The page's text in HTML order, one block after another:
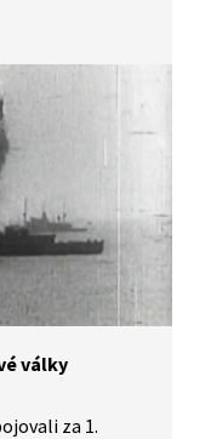
války
za 1.